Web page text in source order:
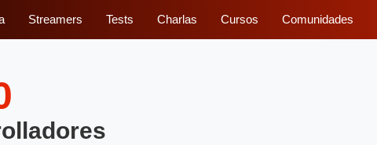
Streamers Tests Charlas Cursos Comunidades